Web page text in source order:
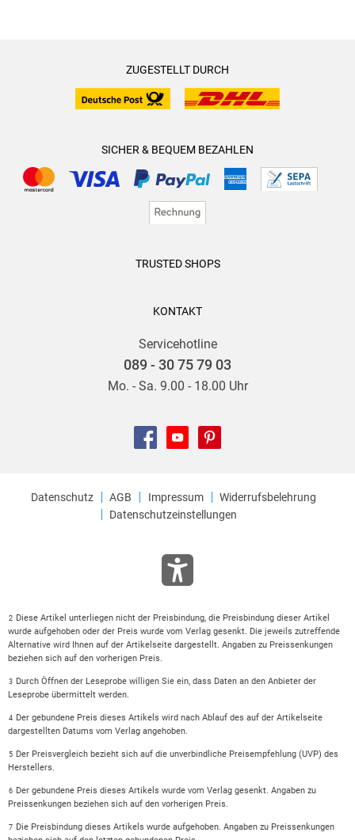
ZUGESTELLT DURCH
SICHER & BEQUEM BEZAHLEN
TRUSTED SHOPS
KONTAKT
Servicehotline
089 - 30 75 79 03
Mo. - Sa. 9.00 - 18.00 Uhr
Datenschutz AGB Impressum
Widerrufsbelehrung
Datenschutzeinstellungen
2 Diese Artikel unterliegen nicht der Preisbindung, die Preisbindung dieser Artikel
wurde aufgehoben oder der Preis wurde vom Verlag gesenkt. Die jeweils zutreffende
Alternative wird Ihnen auf der Artikelseite dargestellt. Angaben zu Preissenkungen
beziehen sich auf den vorherigen Preis.
3 Durch Öffnen der Leseprobe willigen Sie ein, dass Daten an den Anbieter der
Leseprobe übermittelt werden.
4 Der gebundene Preis dieses Artikels wird nach Ablauf des auf der Artikelseite
dargestellten Datums vom Verlag angehoben.
5 Der Preisvergleich bezieht sich auf die unverbindliche Preisempfehlung (UVP) des
Herstellers.
6 Der gebundene Preis dieses Artikels wurde vom Verlag gesenkt. Angaben zu
Preissenkungen beziehen sich auf den vorherigen Preis.
7 Die Preisbindung dieses Artikels wurde aufgehoben. Angaben zu Preissenkungen